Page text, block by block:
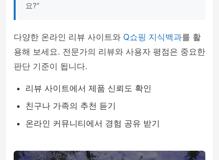
요?”
다양한 온라인 리뷰 사이트와 Q쇼핑 지식백과를 활
용해 보세요. 전문가의 리뷰와 사용자 평점은 중요한
판단 기준이 됩니다.
리뷰 사이트에서 제품 신뢰도 확인
친구나 가족의 추천 듣기
온라인 커뮤니티에서 경험 공유 받기